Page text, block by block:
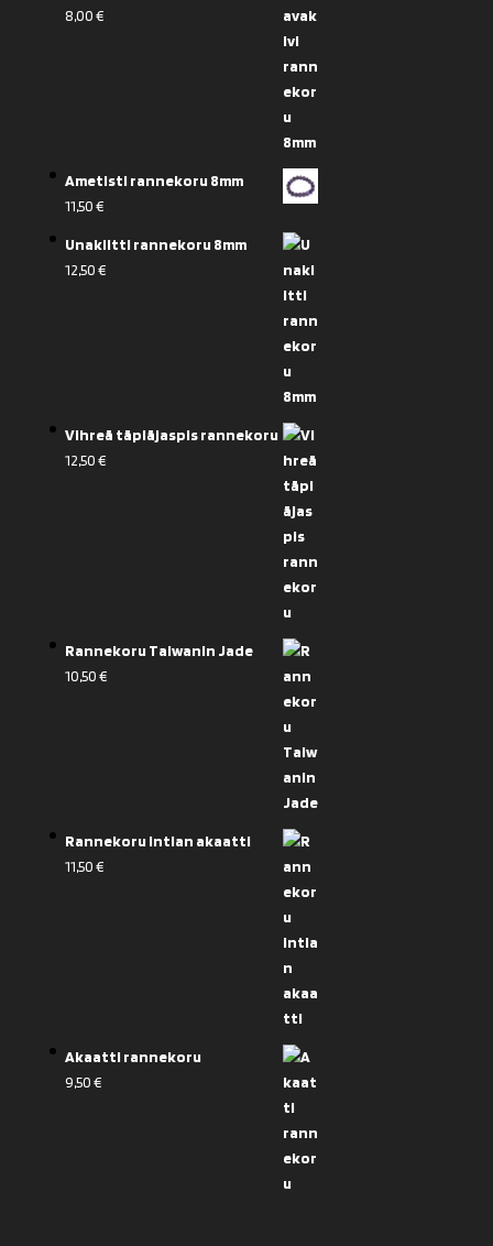
8,00€
Ametisti rannekoru 8mm
11,50€
Unakiitti rannekoru 8mm
12,50€
Vihreä täpläjaspis rannekoru
12,50€
Rannekoru Taiwanin Jade
10,50€
Rannekoru intian akaatti
11,50€
Akaatti rannekoru
9,50€